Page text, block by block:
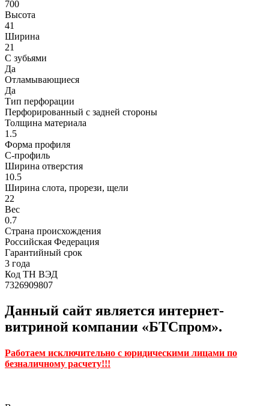
700
Высота
41
Ширина
21
С зубьями
Да
Отламывающиеся
Да
Тип перфорации
Перфорированный с задней стороны
Толщина материала
1.5
Форма профиля
C-профиль
Ширина отверстия
10.5
Ширина слота, прорези, щели
22
Вес
0.7
Страна происхождения
Российская Федерация
Гарантийный срок
3 года
Код ТН ВЭД
7326909807
Данный сайт является интернет-
витриной компании «БТСпром».
Работаем исключительно с юридическими лицами по
безналичному расчету!!!